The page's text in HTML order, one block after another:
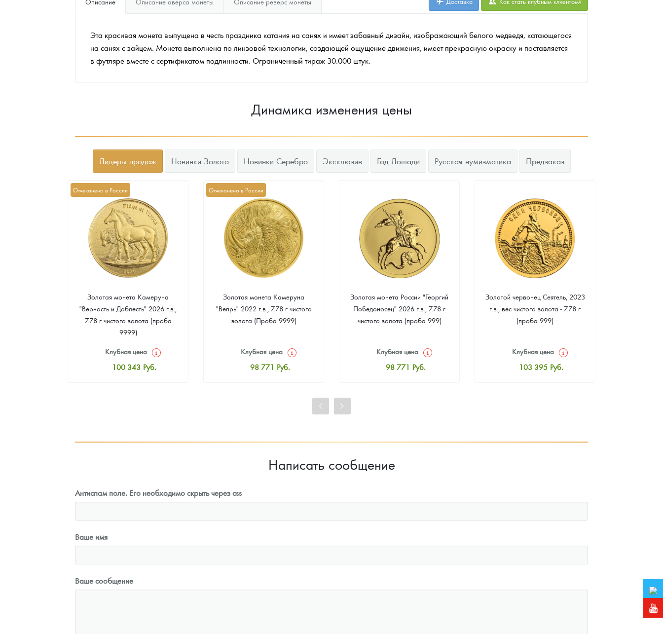
Монеты и жетоны из недрагоценных металлов
Книги по нумизматике
Эта красивая монета выпущена в честь праздника катания на санях и имеет забавный дизайн, изображающий белого медведя, катающегося
на санях с зайцем. Монета выполнена по линзовой технологии, создающей ощущение движения, имеет прекрасную окраску и поставляется
в футляре вместе с сертификатом подлинности. Ограниченный тираж 30.000 штук.
Динамика изменения цены
Лидеры продаж Новинки Золото Новинки Серебро Эксклюзив Год Лошади Русская нумизматика Предзаказ
Отчеканено в России
Золотая монета Камеруна
"Верность и Доблесть" 2026 г.в.,
7.78 г чистого золота (проба
9999)
Клубная цена
100 343 Руб.
Отчеканено в России
Золотая монета Камеруна
"Вепрь" 2022 г.в., 7.78 г чистого
золота (Проба 9999)
Клубная цена
98 771 Руб.
Золотая монета России "Георгий
Победоносец" 2026 г.в., 7.78 г
чистого золота (проба 999)
Клубная цена
98 771 Руб.
Золотой червонец Сеятель, 2023
г.в., вес чистого золота - 7.78 г
(проба 999)
Клубная цена
103 395 Руб.
Написать сообщение
Антиспам поле. Его необходимо скрыть через css
Ваше имя
Ваше сообщение